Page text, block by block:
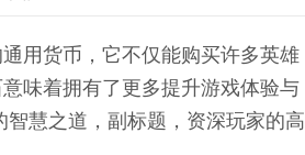
用货币，它不仅能购买许多英雄
味着拥有了更多提升游戏体验与
慧之道，副标题，资深玩家的高